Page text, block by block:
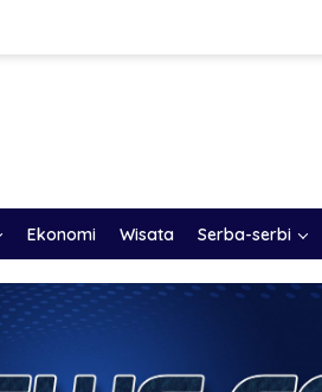
Ekonomi Wisata Serba-serbi